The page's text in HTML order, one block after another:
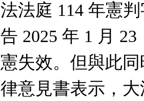
法法庭 114 年憲
告 2025 年 1 月
憲失效。但與此
律意見書表示，